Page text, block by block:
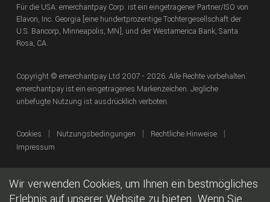
Wir verwenden Cookies, um Ihnen ein bestmögliches
Für die USA: emerchantpay Corp. ist ein eingetragener Partner/ISO von
Elavon, Inc. Georgia [eine hundertprozentige Tochtergesellschaft der
U.S. Bancorp, Minneapolis, MN], und der Westamerica Bank, Santa
Rosa, CA.
Copyright © emerchantpay Ltd 2007 - 2026. Alle Rechte vorbehalten.
emerchantpay ist ein eingetragenes Markenzeichen. Jegliche
unbefugte Nutzung ist ausdrücklich verboten.
Cookies | Nutzungsbedingungen | Rechtliche Hinweise |
Impressum